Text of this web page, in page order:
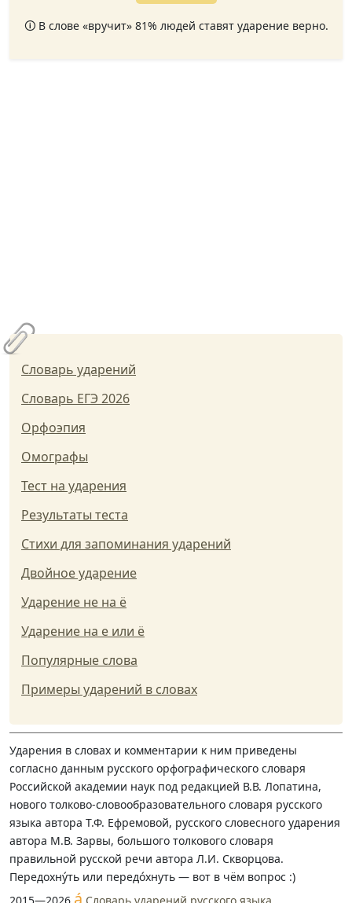
🛈 В слове «вручит» 81% людей ставят ударение верно.
Словарь ударений
Словарь ЕГЭ 2026
Орфоэпия
Омографы
Тест на ударения
Результаты теста
Стихи для запоминания ударений
Двойное ударение
Ударение не на ё
Ударение на е или ё
Популярные слова
Примеры ударений в словах
Ударения в словах и комментарии к ним приведены
согласно данным русского орфографического словаря
Российской академии наук под редакцией В.В. Лопатина,
нового толково-словообразовательного словаря русского
языка автора Т.Ф. Ефремовой, русского словесного ударения
автора М.В. Зарвы, большого толкового словаря
правильной русской речи автора Л.И. Скворцова.
Передохну́ть или передо́хнуть — вот в чём вопрос :)
á